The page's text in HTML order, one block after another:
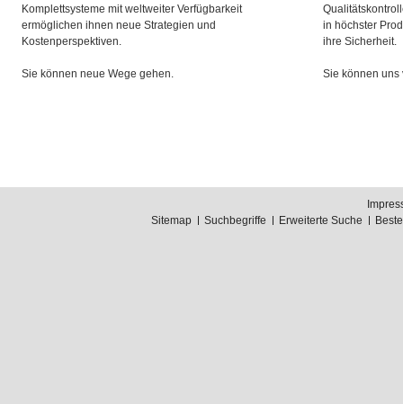
Komplettsysteme mit weltweiter Verfügbarkeit
ermöglichen ihnen neue Strategien und
Kostenperspektiven.
Sie können neue Wege gehen.
in höchster
ihre Sicherheit.
Sie können uns
Sitemap
Suchbegriffe Erweiterte Suche